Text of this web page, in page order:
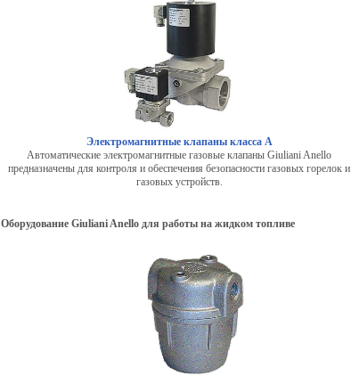
Электромагнитные клапаны класса А
Автоматические электромагнитные газовые клапаны Giuliani Anello
предназначены для контроля и обеспечения безопасности газовых горелок и
газовых устройств.
Оборудование Giuliani Anello для работы на жидком топливе